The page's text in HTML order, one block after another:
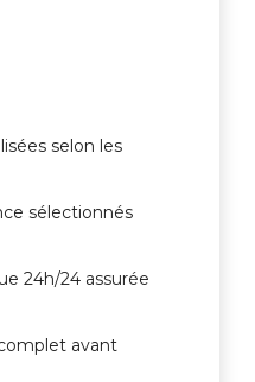
selon les
sélectionnés
24h/24 assurée
avant